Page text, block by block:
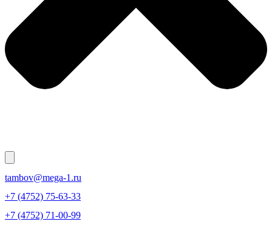
tambov@mega-1.ru
+7 (4752) 75-63-33
+7 (4752) 71-00-99